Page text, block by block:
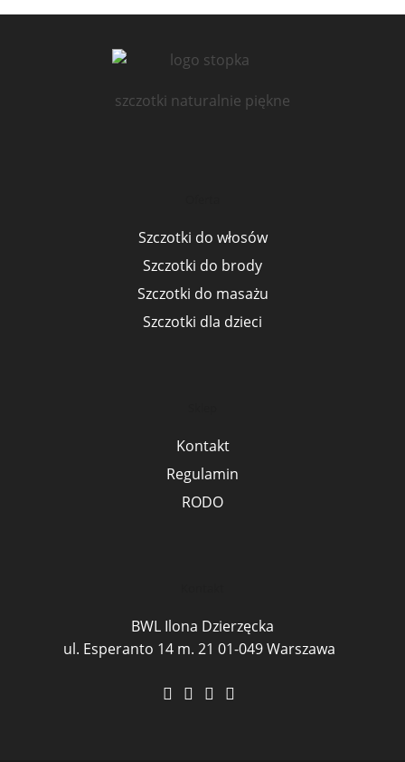
szczotki naturalnie piękne
Szczotki do włosów
Szczotki do brody
Szczotki do masażu
Szczotki dla dzieci
Kontakt
Regulamin
RODO
BWL Ilona Dzierzęcka
ul. Esperanto 14 m. 21 01-049 Warszawa